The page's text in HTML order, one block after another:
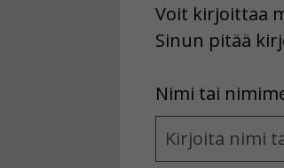
Voit kirjoittaa
Sinun pitää
Nimi tai